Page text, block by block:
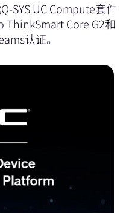
SYS UC Compute套件
ThinkSmart Core G2和
认证。